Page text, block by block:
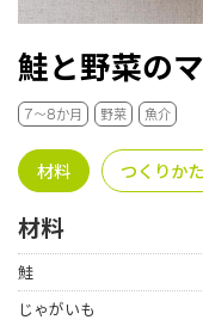
鮭と野菜の
7～8か月 野菜 魚介
材料 つくりかた
材料
鮭
じゃがいも